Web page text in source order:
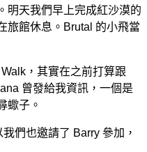
明天我們早上完成紅沙漠的
旅館休息。Brutal 的小飛當
，其實在之前打算跟
曾發給我資訊，一個是
蠍子。
們也邀請了 Barry 參加，